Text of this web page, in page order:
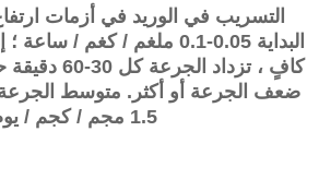
التسريب في الوريد في أزمات
البداية 0.05-0.1 ملغم / كغم /
كافٍ ، تزداد
ضعف الجرعة أو أكثر. متوسط ​​الجرعة
1.5 مجم / كجم / يوم